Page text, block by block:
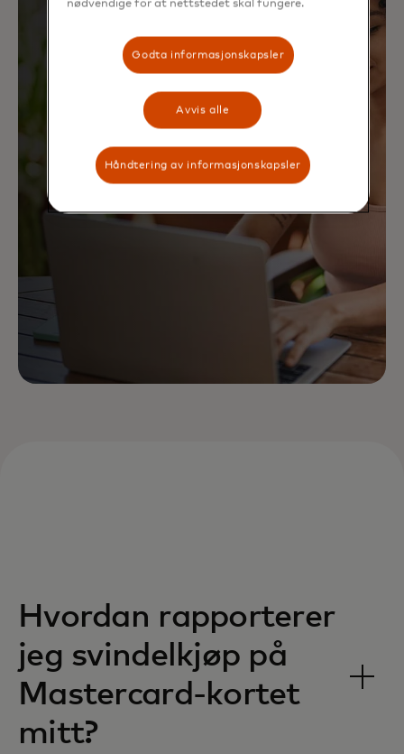
Hvordan rapporterer
jeg svindelkjøp på
Mastercard-kortet
mitt?
nødvendige for at nettstedet skal fungere.
Godta informasjonskapsler
Avvis alle
Håndtering av informasjonskapsler